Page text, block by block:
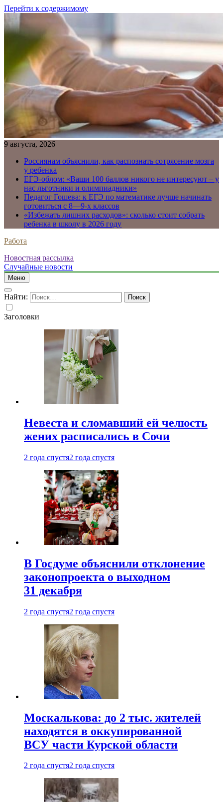
Перейти к содержимому
9 августа, 2026
Россиянам объяснили, как распознать сотрясение мозга
у ребенка
ЕГЭ-облом: «Ваши 100 баллов никого не интересуют – у
нас льготники и олимпиадники»
Педагог Гошева: к ЕГЭ по математике лучше начинать
готовиться с 8—9-х классов
«Избежать лишних расходов»: сколько стоит собрать
ребенка в школу в 2026 году
Работа
Новостная рассылка
Случайные новости
Меню
Найти:
Заголовки
Невеста и сломавший ей челюсть
жених расписались в Сочи
2 года спустя2 года спустя
В Госдуме объяснили отклонение
законопроекта о выходном
31 декабря
2 года спустя2 года спустя
Москалькова: до 2 тыс. жителей
находятся в оккупированной
ВСУ части Курской области
2 года спустя2 года спустя